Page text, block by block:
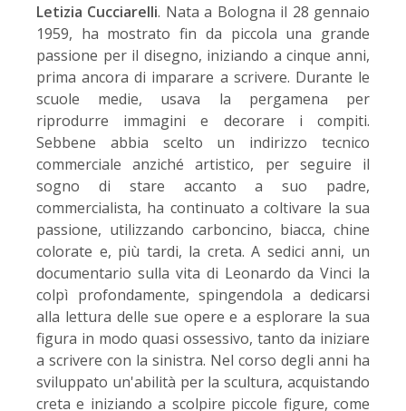
Letizia Cucciarelli. Nata a Bologna il 28 gennaio
1959, ha mostrato fin da piccola una grande
passione per il disegno, iniziando a cinque anni,
prima ancora di imparare a scrivere. Durante le
scuole medie, usava la pergamena per
riprodurre immagini e decorare i compiti.
Sebbene abbia scelto un indirizzo tecnico
commerciale anziché artistico, per seguire il
sogno di stare accanto a suo padre,
commercialista, ha continuato a coltivare la sua
passione, utilizzando carboncino, biacca, chine
colorate e, più tardi, la creta. A sedici anni, un
documentario sulla vita di Leonardo da Vinci la
colpì profondamente, spingendola a dedicarsi
alla lettura delle sue opere e a esplorare la sua
figura in modo quasi ossessivo, tanto da iniziare
a scrivere con la sinistra. Nel corso degli anni ha
sviluppato un'abilità per la scultura, acquistando
creta e iniziando a scolpire piccole figure, come